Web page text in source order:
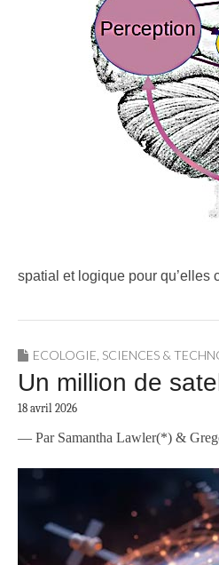
spatial et logique pour qu’elles
ECOLOGIE SCIENCES &
Un million de
18 avril 2026
— Par Samantha Lawler(*) &